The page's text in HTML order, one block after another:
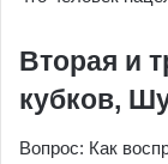
Вторая и
кубков,
Вопрос: Как